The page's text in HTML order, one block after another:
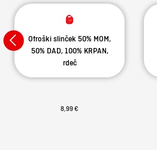
Otroški slinček 50% MOM,
50% DAD, 100% KRPAN,
rdeč
8,99 €